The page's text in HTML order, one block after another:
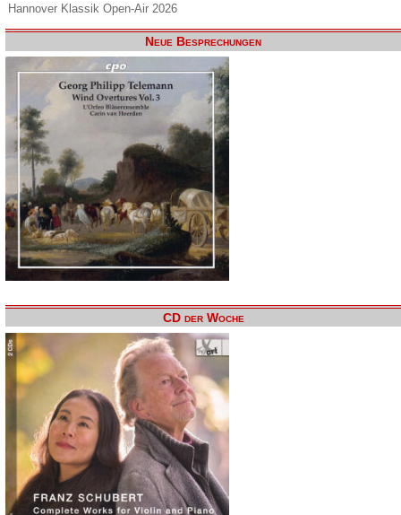
Hannover Klassik Open-Air 2026
Neue Besprechungen
CD der Woche